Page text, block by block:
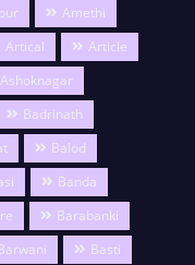
Amethi
Artical
Article
Ashoknagar
Badrinath
Balod
Banda
Barabanki
Basti